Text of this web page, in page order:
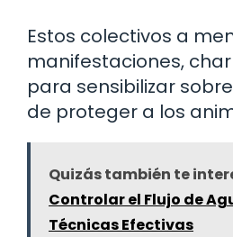
Estos colectivos a
manifestaciones,
para sensibilizar
de proteger a los
Quizás también te
Controlar el Flujo de
Técnicas Efectivas